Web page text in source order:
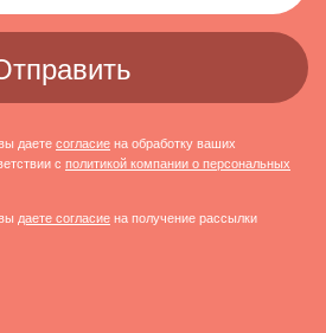
даетесогласиена обработку ваших
с политикой компании о персональных
даете согласиена получение рассылки